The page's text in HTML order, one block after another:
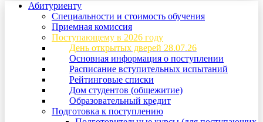
Абитуриенту
Специальности и стоимость обучения
Приемная комиссия
Поступающему в 2026 году
День открытых дверей 28.07.26
Основная информация о поступлении
Расписание вступительных испытаний
Рейтинговые списки
Дом студентов (общежитие)
Образовательный кредит
Подготовка к поступлению